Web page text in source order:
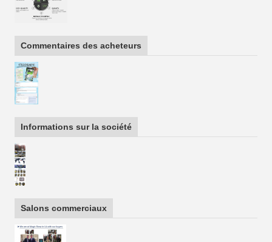
Commentaires des acheteurs
Informations sur la société
Salons commerciaux